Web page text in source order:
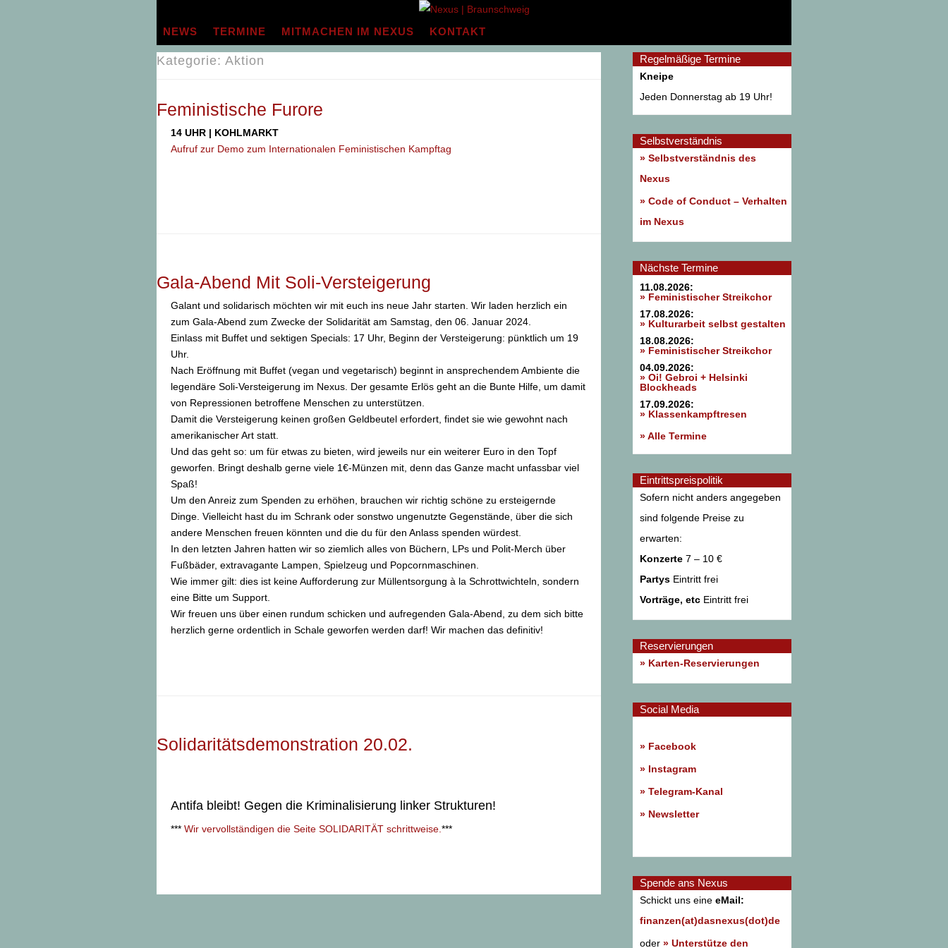
Inhalt
springen
NEWS TERMINE MITMACHEN IM NEXUS KONTAKT
Kategorie: Aktion
Feministische Furore
14 UHR | KOHLMARKT
Aufruf zur Demo zum Internationalen Feministischen Kampftag
Gala-Abend Mit Soli-Versteigerung
Galant und solidarisch möchten wir mit euch ins neue Jahr starten. Wir laden herzlich ein
zum Gala-Abend zum Zwecke der Solidarität am Samstag, den 06. Januar 2024.
Einlass mit Buffet und sektigen Specials: 17 Uhr, Beginn der Versteigerung: pünktlich um 19
Uhr.
Nach Eröffnung mit Buffet (vegan und vegetarisch) beginnt in ansprechendem Ambiente die
legendäre Soli-Versteigerung im Nexus. Der gesamte Erlös geht an die Bunte Hilfe, um damit
von Repressionen betroffene Menschen zu unterstützen.
Damit die Versteigerung keinen großen Geldbeutel erfordert, findet sie wie gewohnt nach
amerikanischer Art statt.
Und das geht so: um für etwas zu bieten, wird jeweils nur ein weiterer Euro in den Topf
geworfen. Bringt deshalb gerne viele 1€-Münzen mit, denn das Ganze macht unfassbar viel
Spaß!
Um den Anreiz zum Spenden zu erhöhen, brauchen wir richtig schöne zu ersteigernde
Dinge. Vielleicht hast du im Schrank oder sonstwo ungenutzte Gegenstände, über die sich
andere Menschen freuen könnten und die du für den Anlass spenden würdest.
In den letzten Jahren hatten wir so ziemlich alles von Büchern, LPs und Polit-Merch über
Fußbäder, extravagante Lampen, Spielzeug und Popcornmaschinen.
Wie immer gilt: dies ist keine Aufforderung zur Müllentsorgung à la Schrottwichteln, sondern
eine Bitte um Support.
Wir freuen uns über einen rundum schicken und aufregenden Gala-Abend, zu dem sich bitte
herzlich gerne ordentlich in Schale geworfen werden darf! Wir machen das definitiv!
Solidaritätsdemonstration 20.02.
Antifa bleibt! Gegen die Kriminalisierung linker Strukturen!
*** Wir vervollständigen die Seite SOLIDARITÄT schrittweise. ***
Regelmäßige Termine
Kneipe
Jeden Donnerstag ab 19 Uhr!
Selbstverständnis
» Selbstverständnis des
Nexus
» Code of Conduct – Verhalten
im Nexus
Nächste Termine
11.08.2026:
» Feministischer Streikchor
17.08.2026:
» Kulturarbeit selbst gestalten
18.08.2026:
» Feministischer Streikchor
04.09.2026:
» Oi! Gebroi + Helsinki
Blockheads
17.09.2026:
» Klassenkampftresen
» Alle Termine
Eintrittspreispolitik
Sofern nicht anders angegeben
sind folgende Preise zu
erwarten:
Konzerte 7 – 10 €
Partys Eintritt frei
Vorträge, etc Eintritt frei
Reservierungen
» Karten-Reservierungen
Social Media
» Facebook
» Instagram
» Telegram-Kanal
» Newsletter
Spende ans Nexus
Schickt uns eine eMail:
finanzen(at)dasnexus(dot)de
oder » Unterstütze den